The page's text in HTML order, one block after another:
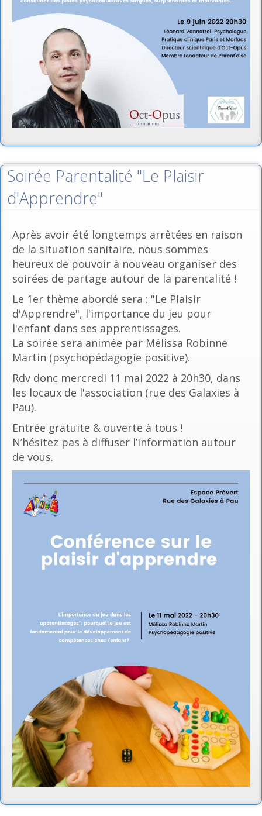
Soirée Parentalité "Le Plaisir
d'Apprendre"
Après avoir été longtemps arrêtées en raison
de la situation sanitaire, nous sommes
heureux de pouvoir à nouveau organiser des
soirées de partage autour de la parentalité !
Le 1er thème abordé sera : "Le Plaisir
d'Apprendre", l'importance du jeu pour
l'enfant dans ses apprentissages.
La soirée sera animée par Mélissa Robinne
Martin (psychopédagogie positive).
Rdv donc mercredi 11 mai 2022 à 20h30, dans
les locaux de l'association (rue des Galaxies à
Pau).
Entrée gratuite & ouverte à tous !
N’hésitez pas à diffuser l’information autour
de vous.